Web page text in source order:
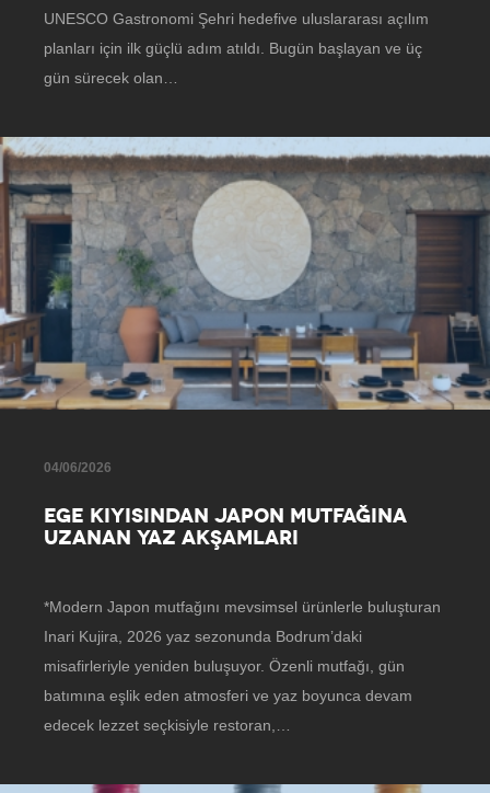
UNESCO Gastronomi Şehri hedefive uluslararası açılım
planları için ilk güçlü adım atıldı. Bugün başlayan ve üç
gün sürecek olan…
04/06/2026
EGE KIYISINDAN JAPON MUTFAĞINA
UZANAN YAZ AKŞAMLARI
*Modern Japon mutfağını mevsimsel ürünlerle buluşturan
Inari Kujira, 2026 yaz sezonunda Bodrum’daki
misafirleriyle yeniden buluşuyor. Özenli mutfağı, gün
batımına eşlik eden atmosferi ve yaz boyunca devam
edecek lezzet seçkisiyle restoran,…